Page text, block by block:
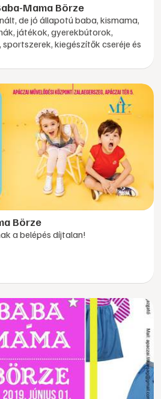
Mama Börze
de jó állapotú baba, kismama,
játékok, gyerekbútorok,
kiegészítők cseréje és
Börze
a belépés díjtalan!